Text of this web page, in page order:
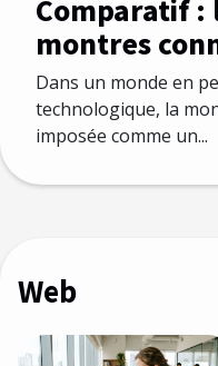
Comparatif :
montres
marché
Dans un monde en
technologique, la
imposée comme un...
Web